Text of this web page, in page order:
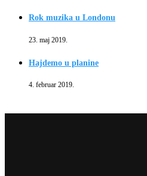
Rok muzika u Londonu
23. maj 2019.
Hajdemo u planine
4. februar 2019.